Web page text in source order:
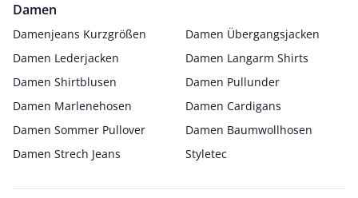
Damen
Damenjeans Kurzgrößen
Damen Übergangsjacken
Damen Lederjacken
Damen Langarm Shirts
Damen Shirtblusen
Damen Pullunder
Damen Marlenehosen
Damen Cardigans
Damen Sommer Pullover
Damen Baumwollhosen
Damen Strech Jeans
Styletec